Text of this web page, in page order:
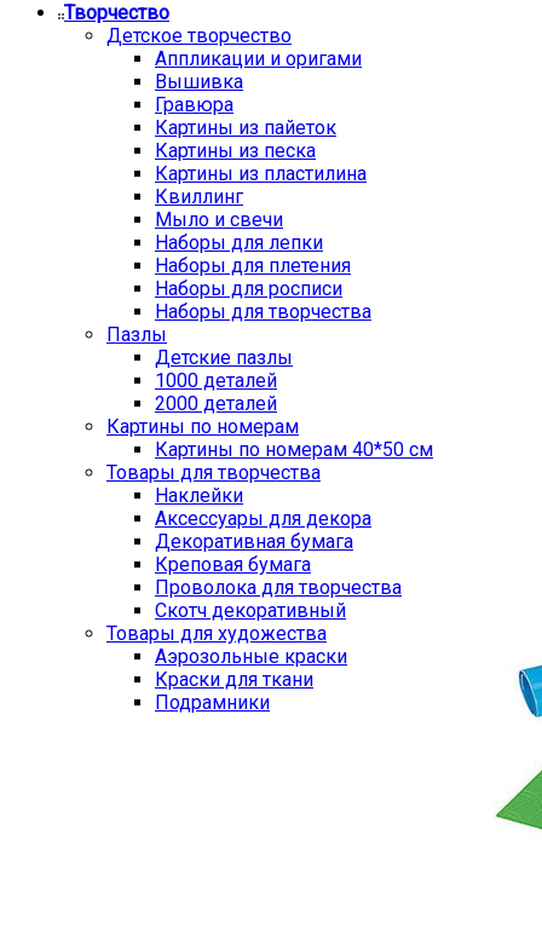
Творчество
Детское творчество
Аппликации и оригами
Вышивка
Гравюра
Картины из пайеток
Картины из песка
Картины из пластилина
Квиллинг
Мыло и свечи
Наборы для лепки
Наборы для плетения
Наборы для росписи
Наборы для творчества
Пазлы
Детские пазлы
1000 деталей
2000 деталей
Картины по номерам
Картины по номерам 40*50 см
Товары для творчества
Наклейки
Аксессуары для декора
Декоративная бумага
Креповая бумага
Проволока для творчества
Скотч декоративный
Товары для художества
Аэрозольные краски
Краски для ткани
Подрамники